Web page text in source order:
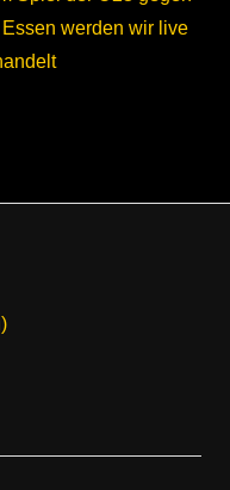
werden wir live